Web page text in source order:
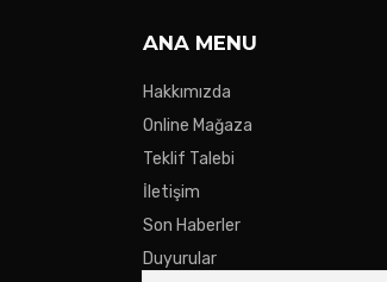
ANA MENU
Hakkımızda
Online Mağaza
Teklif Talebi
İletişim
Son Haberler
Duyurular